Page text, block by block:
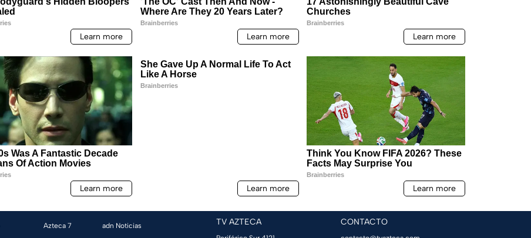
Azteca 7
adn Noticias
TV AZTECA CONTACTO